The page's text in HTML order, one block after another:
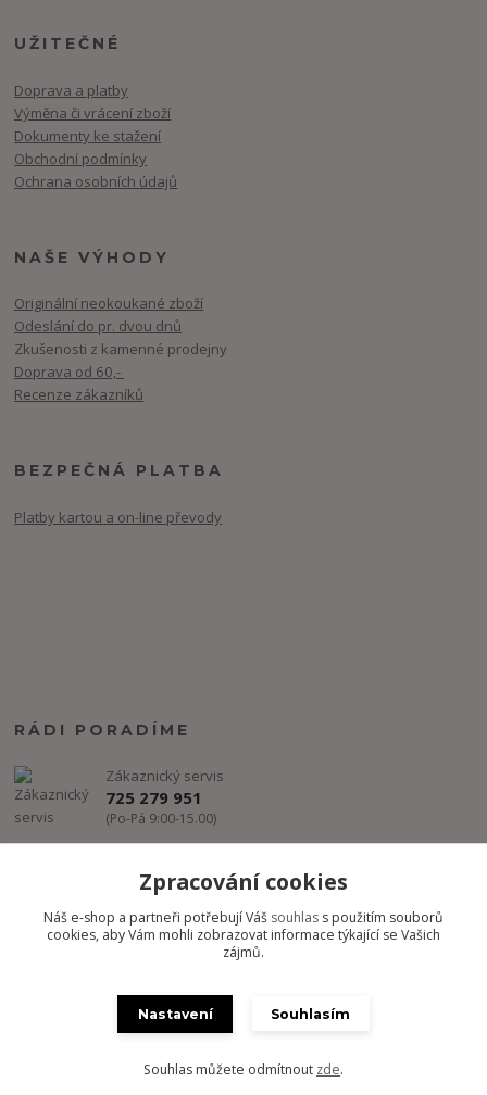
UŽITEČNÉ
Doprava a platby
Výměna či vrácení zboží
Dokumenty ke stažení
Obchodní podmínky
Ochrana osobních údajů
NAŠE VÝHODY
Originální neokoukané zboží
Odeslání do pr. dvou dnů
Zkušenosti z kamenné prodejny
Doprava od 60,-
Recenze zákazníků
BEZPEČNÁ PLATBA
Platby kartou a on-line převody
RÁDI PORADÍME
Zákaznický servis
725 279 951
(Po-Pá 9:00-15.00)
Copyright @ FREESTYLE-DANCE.CZ 2012-2024 - Všechny práva
Vytvořeno na
Eshop-rychle.cz
Zpracování cookies
Náš e-shop a partneři potřebují Váš souhlas s použitím souborů
cookies, aby Vám mohli zobrazovat informace týkající se Vašich
zájmů.
Nastavení Souhlasím
Souhlas můžete odmítnout zde.